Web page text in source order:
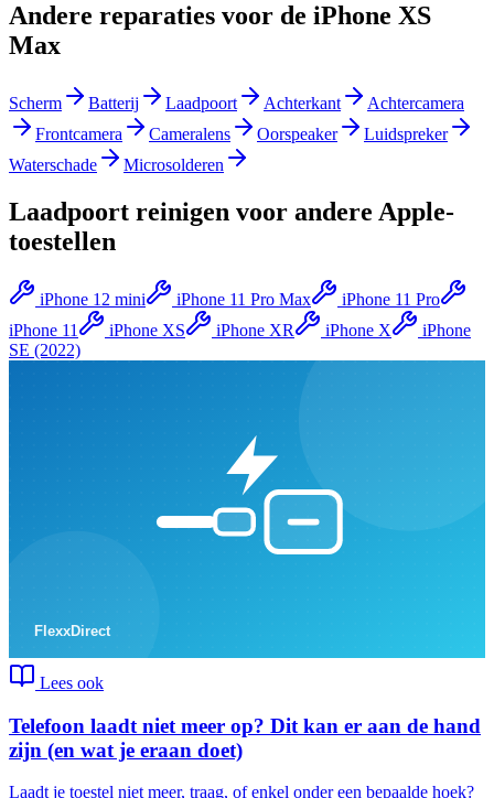
Andere reparaties voor de iPhone XS
Max
Scherm Batterij Laadpoort Achterkant
Achtercamera
Frontcamera
Cameralens Oorspeaker
Luidspreker
Waterschade
Microsolderen
Laadpoort reinigen voor andere Apple-
toestellen
iPhone 12 mini iPhone 11 Pro Max
iPhone 11 Pro
iPhone 11
iPhone XS iPhone XR iPhone X
iPhone
SE (2022)
Lees ook
Telefoon laadt niet meer op? Dit kan er aan de hand
zijn (en wat je eraan doet)
Laadt je toestel niet meer, traag, of enkel onder een bepaalde hoek?